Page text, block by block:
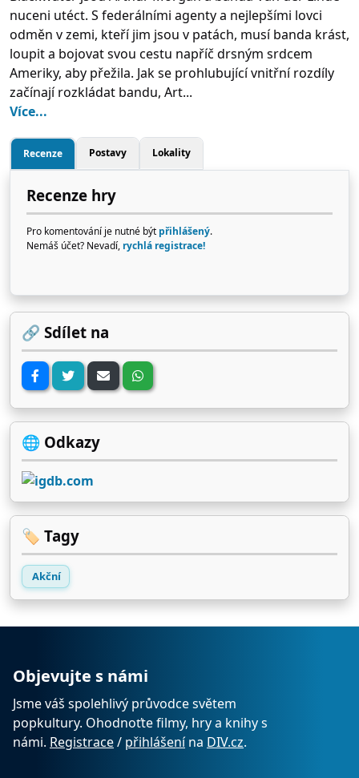
nuceni utéct. S federálními agenty a nejlepšími lovci
odměn v zemi, kteří jim jsou v patách, musí banda krást,
loupit a bojovat svou cestu napříč drsným srdcem
Ameriky, aby přežila. Jak se prohlubující vnitřní rozdíly
začínají rozkládat bandu, Art...
Více...
Recenze Postavy Lokality
Recenze hry
Pro komentování je nutné být přihlášený.
Nemáš účet? Nevadí, rychlá registrace!
🔗 Sdílet na
🌐 Odkazy
🏷️ Tagy
Akční
Objevujte s námi
Jsme váš spolehlivý průvodce světem
popkultury. Ohodnoťte filmy, hry a knihy s
námi. Registrace/ přihlášenína DIV.cz.